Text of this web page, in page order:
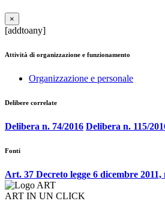
×
[addtoany]
Attività di organizzazione e funzionamento
Organizzazione e personale
Delibere correlate
Delibera n. 74/2016 Delibera n. 115/
Fonti
Art. 37 Decreto legge 6 dicembre 2011,
ART IN UN CLICK